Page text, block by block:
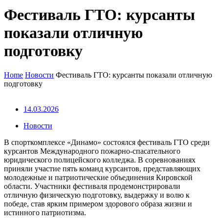
Фестиваль ГТО: курсанты
показали отличную
подготовку
Home Новости Фестиваль ГТО: курсанты показали отличную
подготовку
14.03.2026
Новости
В спорткомплексе «Динамо» состоялся фестиваль ГТО среди
курсантов Международного пожарно-спасательного
юридического полицейского колледжа. В соревнованиях
приняли участие пять команд курсантов, представляющих
молодежные и патриотические объединения Кировской
области. Участники фестиваля продемонстрировали
отличную физическую подготовку, выдержку и волю к
победе, став ярким примером здорового образа жизни и
истинного патриотизма.